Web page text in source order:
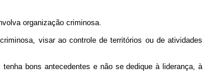
organização criminosa.
visar ao controle de territórios ou de atividades
bons antecedentes e não se dedique à liderança, à